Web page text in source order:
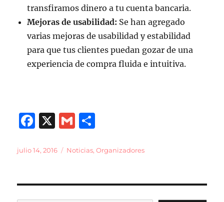
transfiramos dinero a tu cuenta bancaria.
Mejoras de usabilidad: Se han agregado
varias mejoras de usabilidad y estabilidad
para que tus clientes puedan gozar de una
experiencia de compra fluida e intuitiva.
F
c
b
X
G
ai m
a
Publicado
julio 14, 2016 Categorías
Noticias,Organizadores